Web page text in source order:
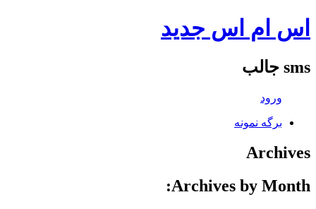
اس ام اس جدید
sms جالب
ورود
برگه نمونه
Archives
Archives by Month: